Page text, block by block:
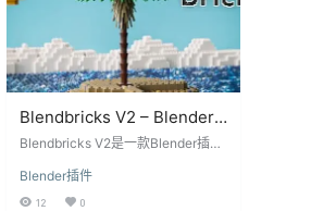
Blendbricks V2 – Blender
三维乐高玩具资产预设插件
Blendbricks V2是一款Blender插件,
玩具模型。该插件为Cycles渲染提
供了专门为乐高积木、人形和其他
Blender插件
12 0